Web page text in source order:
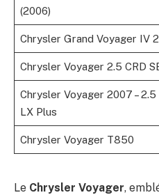
(2006)
Chrysler Grand Voyager IV
Chrysler Voyager 2.5 CRD
Chrysler Voyager 2007 – 2.5
LX Plus
Chrysler Voyager T850
Le Chrysler Voyager,